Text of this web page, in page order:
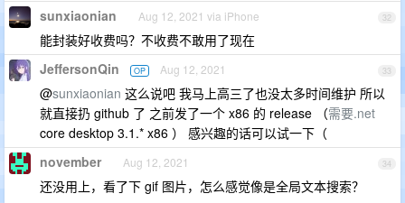
32
sunxiaonian Aug 12, 2021 via iPhone
能封装好收费吗？不收费不敢用了现在
33
JeffersonQin OP Aug 12, 2021
@sunxiaonian 这么说吧 我马上高三了也没太多时间维护 所以
就直接扔 github 了 之前发了一个 x86 的 release （需要.net
core desktop 3.1.* x86 ） 感兴趣的话可以试一下（
34
november Aug 12, 2021
还没用上，看了下 gif 图片，怎么感觉像是全局文本搜索？